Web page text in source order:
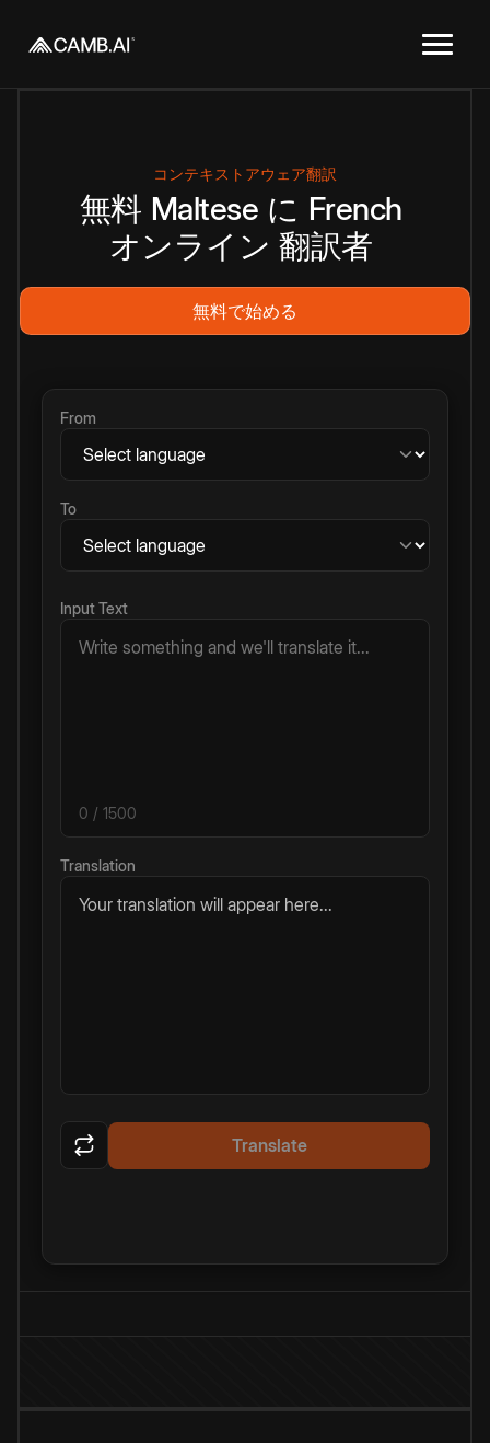
コンテキストアウェア翻訳
無料 Maltese に French
オンライン 翻訳者
無料で始める
From
To
Input Text
0 / 1500
Translation
Your translation will appear here...
Translate